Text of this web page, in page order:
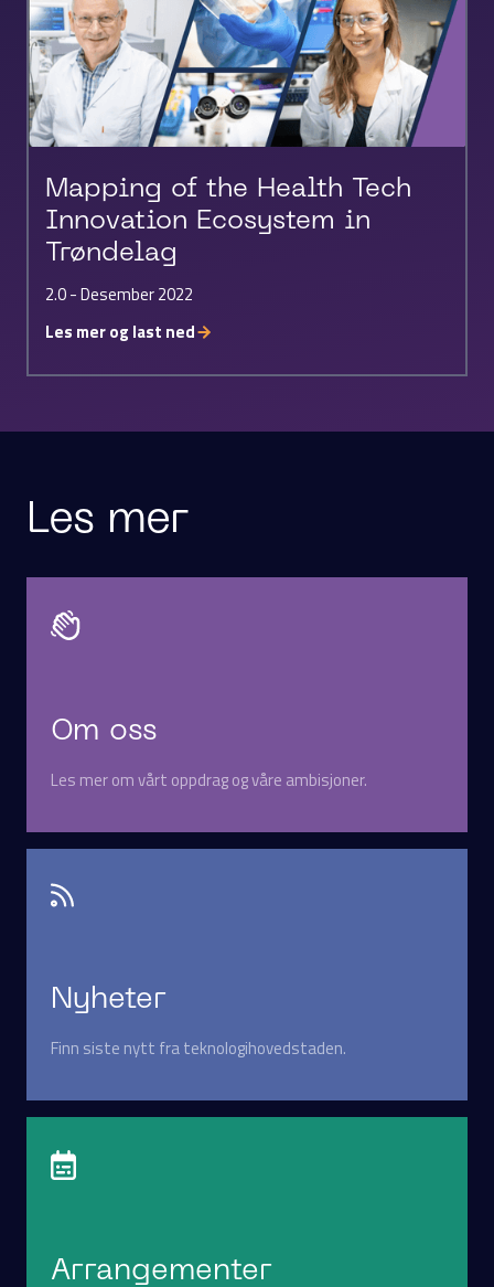
Mapping of the Health Tech
Innovation Ecosystem in
Trøndelag
2.0 - Desember 2022
Les mer og last ned
Les mer
Om oss
Les mer om vårt oppdrag og våre ambisjoner.
Nyheter
Finn siste nytt fra teknologihovedstaden.
Arrangementer